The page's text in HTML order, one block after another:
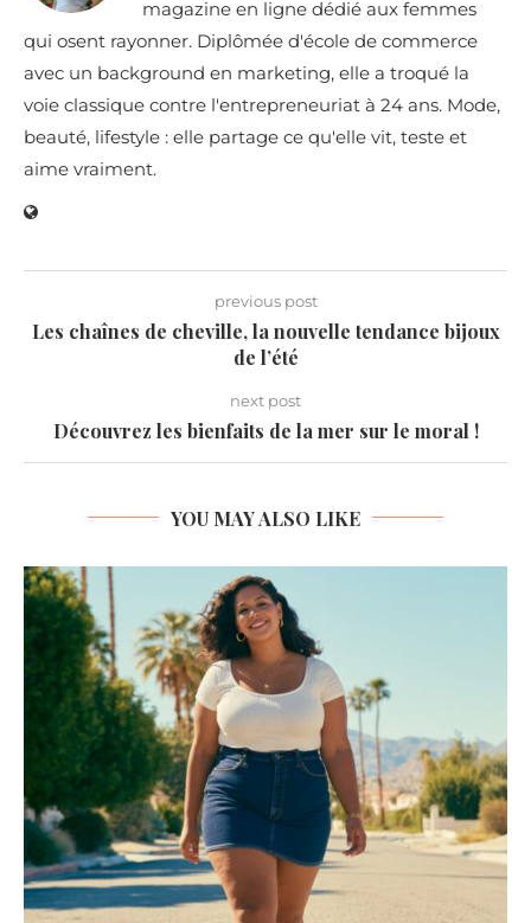
magazine en ligne dédié aux femmes
qui osent rayonner. Diplômée d'école de commerce
avec un background en marketing, elle a troqué la
voie classique contre l'entrepreneuriat à 24 ans. Mode,
beauté, lifestyle : elle partage ce qu'elle vit, teste et
aime vraiment.
previous post
Les chaînes de cheville, la nouvelle tendance bijoux
de l’été
next post
Découvrez les bienfaits de la mer sur le moral !
YOU MAY ALSO LIKE